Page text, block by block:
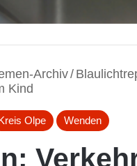
Archiv/
Kind
Olpe Wenden